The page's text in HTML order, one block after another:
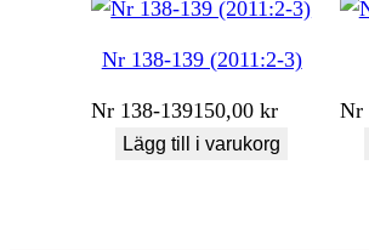
Nr 138-139 (2011:2-3)
Nr 138-139150,00kr
Lägg till i varukorg
Nr